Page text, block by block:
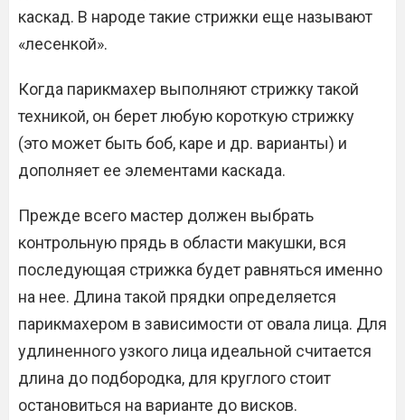
каскад. В народе такие стрижки еще называют
«лесенкой».
Когда парикмахер выполняют стрижку такой
техникой, он берет любую короткую стрижку
(это может быть боб, каре и др. варианты) и
дополняет ее элементами каскада.
Прежде всего мастер должен выбрать
контрольную прядь в области макушки, вся
последующая стрижка будет равняться именно
на нее. Длина такой прядки определяется
парикмахером в зависимости от овала лица. Для
удлиненного узкого лица идеальной считается
длина до подбородка, для круглого стоит
остановиться на варианте до висков.